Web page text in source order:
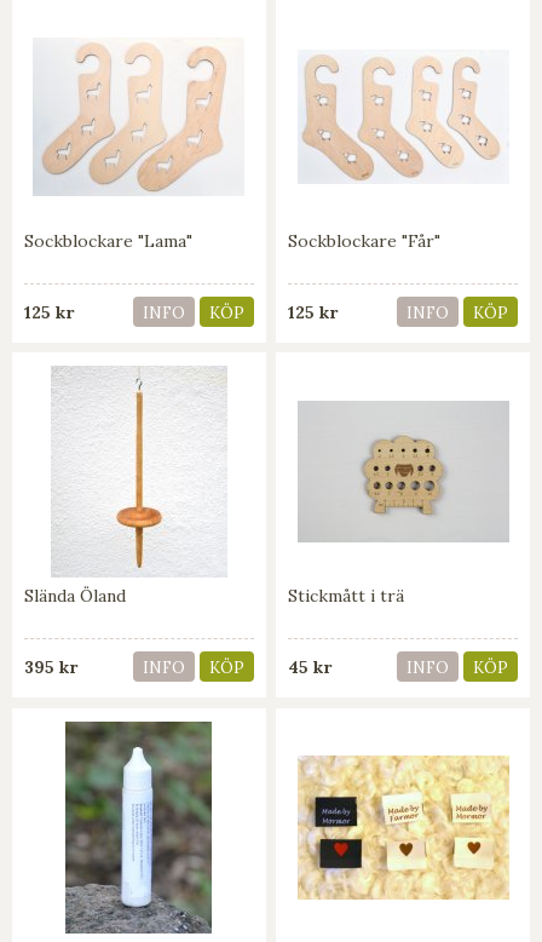
Sockblockare "Lama"
125 kr INFO KÖP
Sockblockare "Får"
125 kr INFO KÖP
Slända Öland
395 kr INFO KÖP
Stickmått i trä
45 kr INFO KÖP